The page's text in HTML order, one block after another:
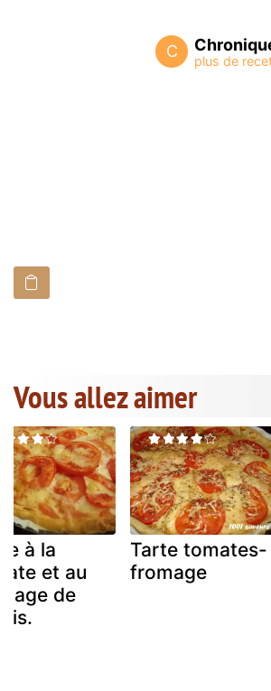
C
Vous allez aimer
à la
et au
de
Tarte tomates-
fromage